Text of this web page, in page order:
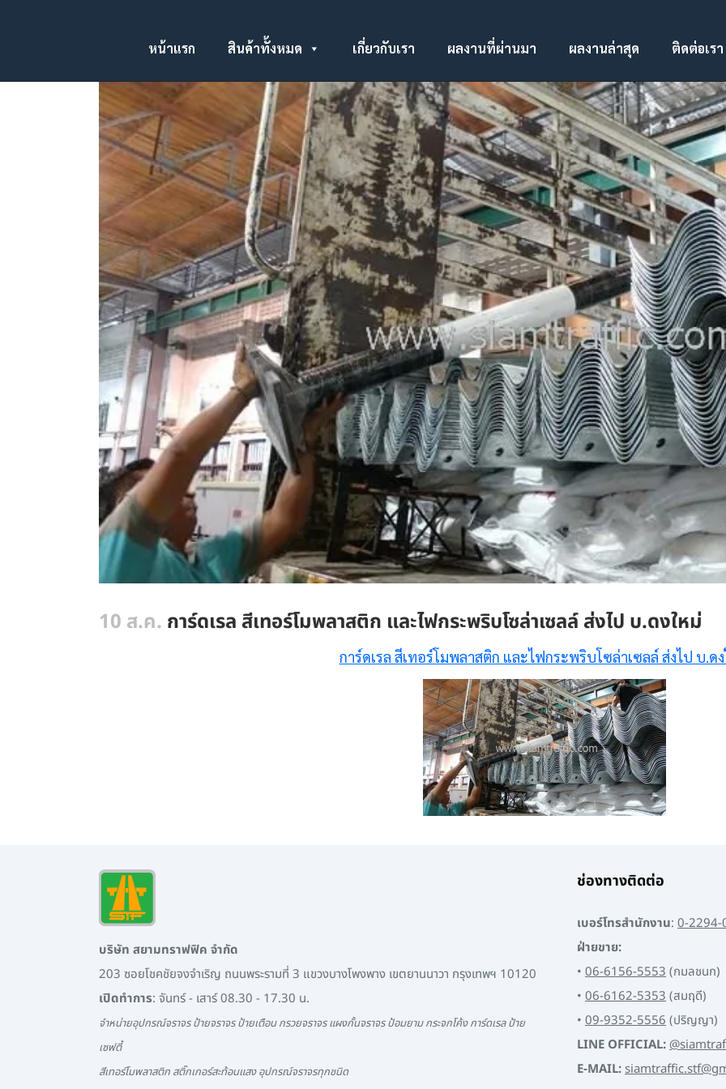
หน้าแรก สินค้าทั้งหมด เกี่ยวกับเรา ผลงานที่ผ่านมา ผลงานล่าสุด ติดต่อเรา
10 ส.ค. การ์ดเรล สีเทอร์โมพลาสติก และไฟกระพริบโซล่าเซลล์ ส่งไป บ.ดงใหม่
การ์ดเรล สีเทอร์โมพลาสติก และไฟกระพริบโซล่าเซลล์ ส่งไป บ.ด
บริษัท สยามทราฟฟิค จำกัด
203 ซอยโชคชัยจงจำเริญ ถนนพระรามที่ 3 แขวงบางโพงพาง เขตยานนาวา กรุงเทพฯ 10120
เปิดทำการ: จันทร์ - เสาร์ 08.30 - 17.30 น.
จำหน่ายอุปกรณ์จราจร ป้ายจราจร ป้ายเตือน กรวยจราจร แผงกั้นจราจร ป้อมยาม กระจกโค้ง การ์ดเรล ป้าย
เซฟตี้
สีเทอร์โมพลาสติก สติ๊กเกอร์สะท้อนแสง อุปกรณ์จราจรทุกชนิด
ช่องทางติดต่อ
เบอร์โทรสำนักงาน: 0-
ฝ่ายขาย:
• 06-6156-5553(กมลชนก)
• 06-6162-5353(สมฤดี)
• 09-9352-5556(ปริญญา)
LINE OFFICIAL:
E-MAIL: